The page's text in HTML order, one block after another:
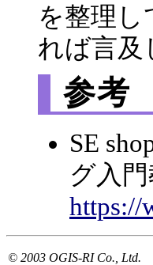
を整理
れば言及
参考
SE
グ入
https://
© 2003 OGIS-RI Co., Ltd.